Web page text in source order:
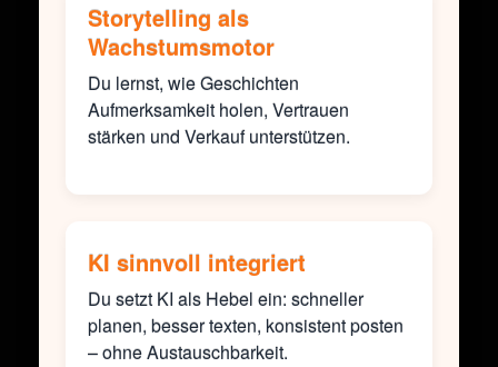
Storytelling als
Wachstumsmotor
Du lernst, wie Geschichten
Aufmerksamkeit holen, Vertrauen
stärken und Verkauf unterstützen.
KI sinnvoll integriert
Du setzt KI als Hebel ein: schneller
planen, besser texten, konsistent posten
– ohne Austauschbarkeit.